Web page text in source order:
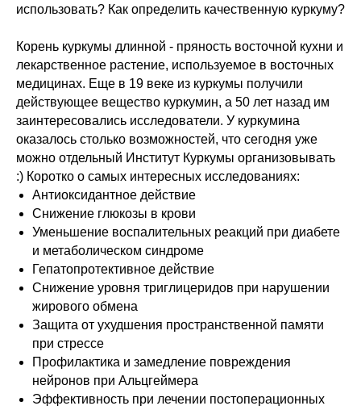
использовать? Как определить качественную куркуму?
Корень куркумы длинной - пряность восточной кухни и
лекарственное растение, используемое в восточных
медицинах. Еще в 19 веке из куркумы получили
действующее вещество куркумин, а 50 лет назад им
заинтересовались исследователи. У куркумина
оказалось столько возможностей, что сегодня уже
можно отдельный Институт Куркумы организовывать
:) Коротко о самых интересных исследованиях:
Антиоксидантное действие
Снижение глюкозы в крови
Уменьшение воспалительных реакций при диабете
и метаболическом синдроме
Гепатопротективное действие
Снижение уровня триглицеридов при нарушении
жирового обмена
Защита от ухудшения пространственной памяти
при стрессе
Профилактика и замедление повреждения
нейронов при Альцгеймера
Эффективность при лечении постоперационных